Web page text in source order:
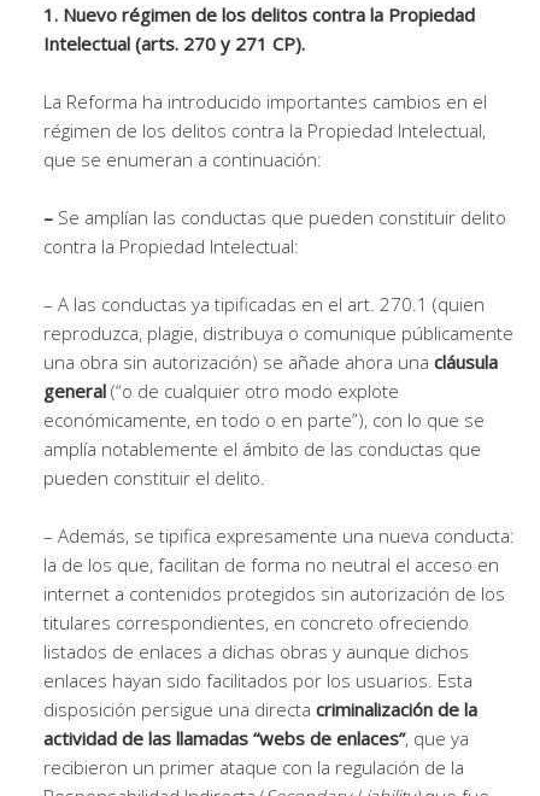
1. Nuevo régimen de los delitos contra la Propiedad
Intelectual (arts. 270 y 271 CP).
La Reforma ha introducido importantes cambios en el
régimen de los delitos contra la Propiedad Intelectual,
que se enumeran a continuación:
– Se amplían las conductas que pueden constituir delito
contra la Propiedad Intelectual:
– A las conductas ya tipificadas en el art. 270.1 (quien
reproduzca, plagie, distribuya o comunique públicamente
una obra sin autorización) se añade ahora una cláusula
general (“o de cualquier otro modo explote
económicamente, en todo o en parte”), con lo que se
amplía notablemente el ámbito de las conductas que
pueden constituir el delito.
– Además, se tipifica expresamente una nueva conducta:
la de los que, facilitan de forma no neutral el acceso en
internet a contenidos protegidos sin autorización de los
titulares correspondientes, en concreto ofreciendo
listados de enlaces a dichas obras y aunque dichos
enlaces hayan sido facilitados por los usuarios. Esta
disposición persigue una directa criminalización de la
actividad de las llamadas “webs de enlaces”, que ya
recibieron un primer ataque con la regulación de la